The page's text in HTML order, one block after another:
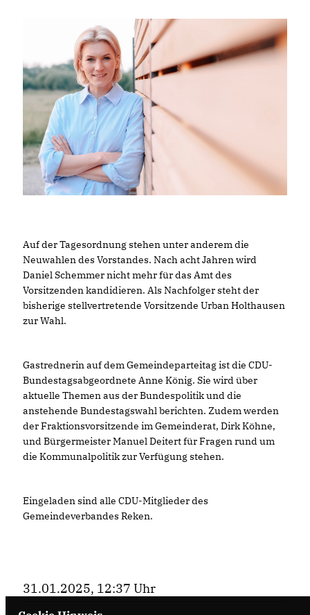
Auf der Tagesordnung stehen unter anderem die
Neuwahlen des Vorstandes. Nach acht Jahren wird
Daniel Schemmer nicht mehr für das Amt des
Vorsitzenden kandidieren. Als Nachfolger steht der
bisherige stellvertretende Vorsitzende Urban Holthausen
zur Wahl.
Gastrednerin auf dem Gemeindeparteitag ist die CDU-
Bundestagsabgeordnete Anne König. Sie wird über
aktuelle Themen aus der Bundespolitik und die
anstehende Bundestagswahl berichten. Zudem werden
der Fraktionsvorsitzende im Gemeinderat, Dirk Köhne,
und Bürgermeister Manuel Deitert für Fragen rund um
die Kommunalpolitik zur Verfügung stehen.
Eingeladen sind alle CDU-Mitglieder des
Gemeindeverbandes Reken.
31.01.2025, 12:37 Uhr